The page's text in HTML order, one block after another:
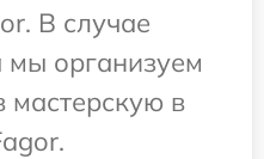
В случае
организуем
мастерскую в